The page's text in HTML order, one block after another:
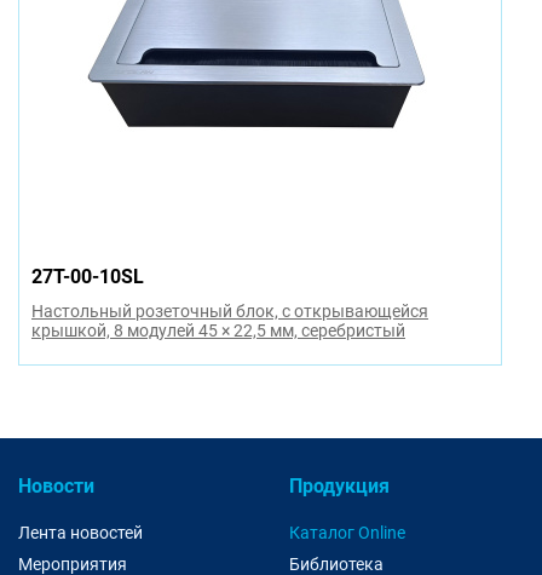
27T-00-10SL
Настольный розеточный блок, с открывающейся
крышкой, 8 модулей 45 × 22,5 мм, серебристый
Новости
Лента новостей
Мероприятия
Продукция
Каталог Online
Библиотека